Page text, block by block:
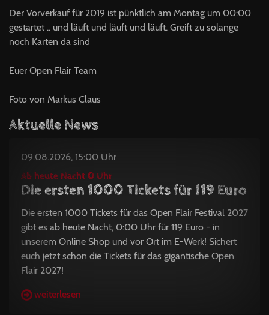
Der Vorverkauf für 2019 ist pünktlich am Montag um 00:00
gestartet .. und läuft und läuft und läuft. Greift zu solange
noch Karten da sind
Euer Open Flair Team
Foto von Markus Claus
Aktuelle News
09.08.2026, 15:00 Uhr
Ab heute Nacht 0 Uhr
Die ersten 1000 Tickets für 119 Euro
Die ersten 1000 Tickets für das Open Flair Festival 2027
gibt es ab heute Nacht, 0:00 Uhr für 119 Euro - in
unserem Online Shop und vor Ort im E-Werk! Sichert
euch jetzt schon die Tickets für das gigantische Open
Flair 2027!
weiterlesen